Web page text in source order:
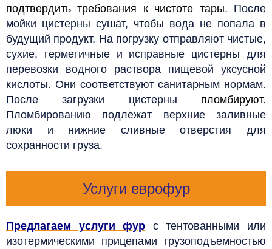
подтвердить требования к чистоте тары. После
мойки цистерны сушат, чтобы вода не попала в
будущий продукт. На погрузку отправляют чистые,
сухие, герметичные и исправные цистерны для
перевозки водного раствора пищевой уксусной
кислоты. Они соответствуют санитарным нормам.
После загрузки цистерны пломбируют.
Пломбированию подлежат верхние заливные
люки и нижние сливные отверстия для
сохранности груза.
Услуги еврофур
Предлагаем услуги фур с тентованными или
изотермическими прицепами грузоподъемностью